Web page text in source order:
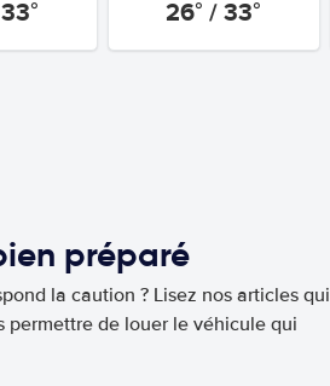
26° / 33°
préparé
la caution ? Lisez nos articles qui
permettre de louer le véhicule qui